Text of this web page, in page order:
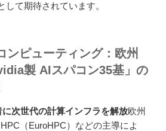
て期待されています。
ンピューティング：欧州
製 AIスパコン35基」の
次世代の計算インフラを解放欧州
（EuroHPC）などの主導によ